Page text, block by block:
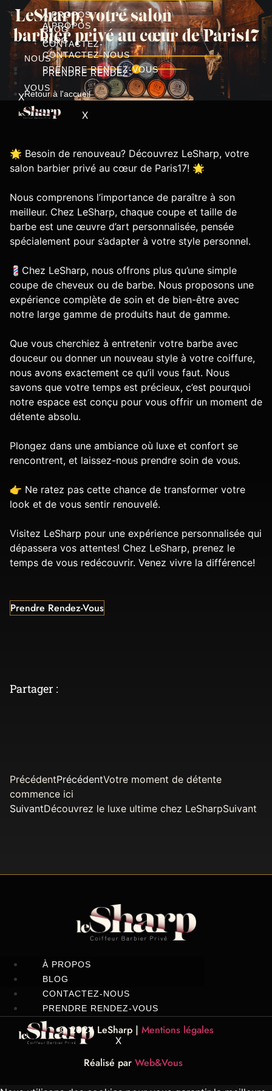
Aller
contenu
À PROPOS
BLOG
CONTACTEZ-NOUS
PRENDRE RENDEZ-VOUS
X
À PROPOS
BLOG
CONTACTEZ-
NOUS
PRENDRE RENDEZ-
VOUS
X
LeSharp, votre salon
barbier privé au cœur de Paris17
Retour à l'accueil
🌟 Besoin de renouveau? Découvrez LeSharp, votre
salon barbier privé au cœur de Paris17! 🌟
Nous comprenons l’importance de paraître à son
meilleur. Chez LeSharp, chaque coupe et taille de
barbe est une œuvre d’art personnalisée, pensée
spécialement pour s’adapter à votre style personnel.
💈Chez LeSharp, nous offrons plus qu’une simple
coupe de cheveux ou de barbe. Nous proposons une
expérience complète de soin et de bien-être avec
notre large gamme de produits haut de gamme.
Que vous cherchiez à entretenir votre barbe avec
douceur ou donner un nouveau style à votre coiffure,
nous avons exactement ce qu’il vous faut. Nous
savons que votre temps est précieux, c’est pourquoi
notre espace est conçu pour vous offrir un moment de
détente absolu.
Plongez dans une ambiance où luxe et confort se
rencontrent, et laissez-nous prendre soin de vous.
👉 Ne ratez pas cette chance de transformer votre
look et de vous sentir renouvelé.
Visitez LeSharp pour une expérience personnalisée qui
dépassera vos attentes! Chez LeSharp, prenez le
temps de vous redécouvrir. Venez vivre la différence!
Prendre Rendez-Vous
Partager :
PrécédentPrécédentVotre moment de détente
commence ici
SuivantDécouvrez le luxe ultime chez LeSharpSuivant
À PROPOS
BLOG
CONTACTEZ-NOUS
PRENDRE RENDEZ-VOUS
X
© 2024 LeSharp | Mentions légales
Réalisé par Web&Vous